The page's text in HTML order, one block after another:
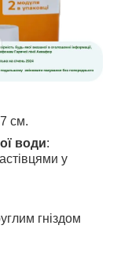
см.
води:
у
гніздом